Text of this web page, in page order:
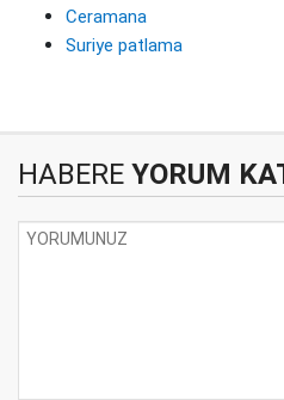
Ceramana
Suriye patlama
HABERE YORUM